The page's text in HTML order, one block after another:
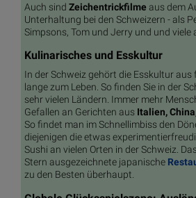
Auch sind Zeichentrickfilme aus dem
Unterhaltung bei den Schweizern - als
Simpsons, Tom und Jerry und und viele
Kulinarisches und Esskultur
In der Schweiz gehört die Esskultur
lange zum Leben. So finden Sie in der
sehr vielen Ländern. Immer mehr
Gefallen an Gerichten aus Italien,
So findet man im Schnellimbiss den
diejenigen die etwas
Sushi an vielen Orten in der Schweiz.
Stern ausgezeichnete japanische
zu den Besten überhaupt.